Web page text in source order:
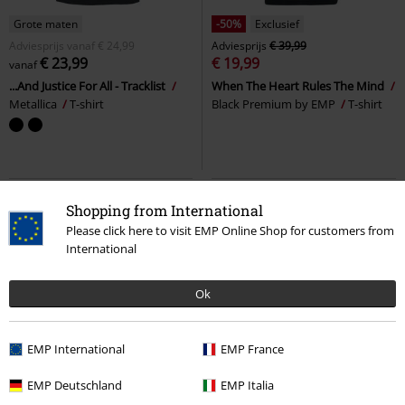
Shopping from International
Please click here to visit EMP Online Shop for customers from
International
Ok
EMP International EMP France
EMP Deutschland EMP Italia
Grote maten
Adviesprijs
vanaf € 24,99
vanaf€ 23,99
...And Justice For All - Tracklist
Metallica
T-shirt
-50%
Exclusief
Adviesprijs € 39,99
€ 19,99
When The Heart Rules The Mind
Black Premium by EMP
T-shirt